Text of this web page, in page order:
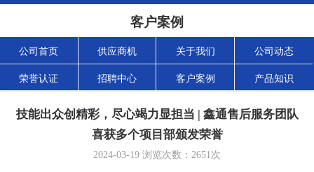
客户案例
公司首页 供应商机 关于我们 公司动态
荣誉认证 招聘中心 客户案例 产品知识
技能出众创精彩，尽心竭力显担当 | 鑫通售后服务团队
喜获多个项目部颁发荣誉
2024-03-19 浏览次数： 2651次